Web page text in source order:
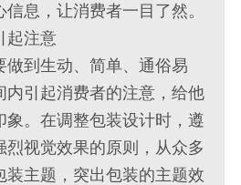
息，让消费者一目了然。
起注意
做到生动、简单、通俗易
内引起消费者的注意，给他
象。在调整包装设计时，遵
烈视觉效果的原则，从众多
装主题，突出包装的主题效